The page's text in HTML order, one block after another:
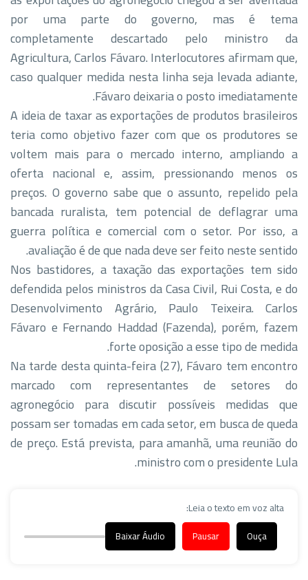
por uma parte do governo, mas é tema
completamente descartado pelo ministro da
Agricultura, Carlos Fávaro. Interlocutores afirmam que,
caso qualquer medida nesta linha seja levada adiante,
Fávaro deixaria o posto imediatamente.
A ideia de taxar as exportações de produtos brasileiros
teria como objetivo fazer com que os produtores se
voltem mais para o mercado interno, ampliando a
oferta nacional e, assim, pressionando menos os
preços. O governo sabe que o assunto, repelido pela
bancada ruralista, tem potencial de deflagrar uma
guerra política e comercial com o setor. Por isso, a
avaliação é de que nada deve ser feito neste sentido.
Nos bastidores, a taxação das exportações tem sido
defendida pelos ministros da Casa Civil, Rui Costa, e do
Desenvolvimento Agrário, Paulo Teixeira. Carlos
Fávaro e Fernando Haddad (Fazenda), porém, fazem
forte oposição a esse tipo de medida.
Na tarde desta quinta-feira (27), Fávaro tem encontro
marcado com representantes de setores do
agronegócio para discutir possíveis medidas que
possam ser tomadas em cada setor, em busca de queda
de preço. Está prevista, para amanhã, uma reunião do
ministro com o presidente Lula.
Leia o texto em voz alta:
Ouça
Pausar
Baixar Áudio